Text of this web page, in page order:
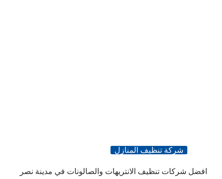
شركة تنظيف المنازل
افضل شركات تنظيف الانتريهات والصالونات في مدينة نصر